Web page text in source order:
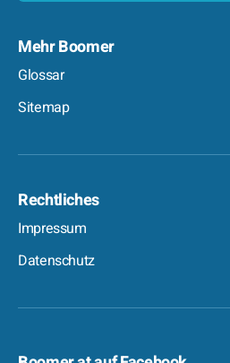
Mehr Boomer
Glossar
Sitemap
Rechtliches
Impressum
Datenschutz